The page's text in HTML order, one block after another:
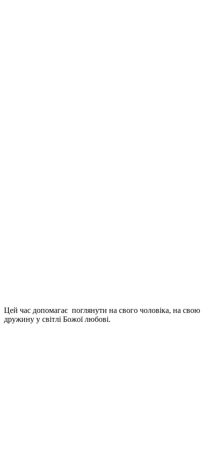
Цей час допомагає поглянути на свого чоловіка, на свою
дружину у світлі Божої любові.